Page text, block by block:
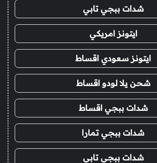
شدات ببجي تابي
ايتونز امريكي
ايتونز سعودي اقساط
شحن يلا لودو اقساط
شدات ببجي اقساط
شدات ببجي تمارا
شدات ببجي تابي